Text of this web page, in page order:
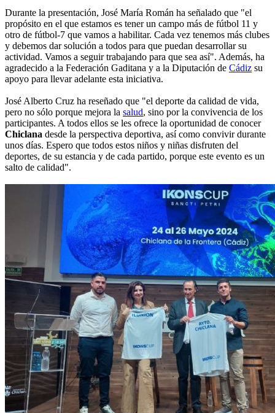
Durante la presentación, José María Román ha señalado que "el
propósito en el que estamos es tener un campo más de fútbol 11 y
otro de fútbol-7 que vamos a habilitar. Cada vez tenemos más clubes
y debemos dar solución a todos para que puedan desarrollar su
actividad. Vamos a seguir trabajando para que sea así". Además, ha
agradecido a la Federación Gaditana y a la Diputación de Cádiz su
apoyo para llevar adelante esta iniciativa.
José Alberto Cruz ha reseñado que "el deporte da calidad de vida,
pero no sólo porque mejora la salud, sino por la convivencia de los
participantes. A todos ellos se les ofrece la oportunidad de conocer
Chiclana desde la perspectiva deportiva, así como convivir durante
unos días. Espero que todos estos niños y niñas disfruten del
deportes, de su estancia y de cada partido, porque este evento es un
salto de calidad".